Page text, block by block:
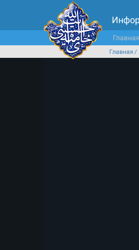
Главная
Главная